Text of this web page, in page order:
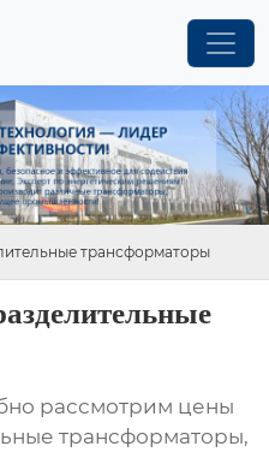
трансформаторы
рассмотрим цены
трансформаторы,